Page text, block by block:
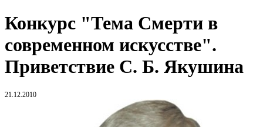
Конкурс "Тема Смерти в
современном искусстве".
Приветствие С. Б. Якушина
21.12.2010